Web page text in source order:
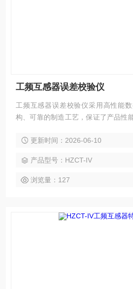
工频互感器误差校验仪
工频互感器误差校验仪采用高性能
构、可靠的制造工艺，保证了产品性
来测试电流互感器和电压互感器的专业
更新时间：2026-06-10
产品型号：HZCT-IV
浏览量：127